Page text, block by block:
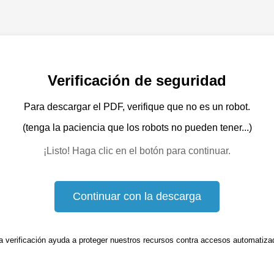
Verificación de seguridad
Para descargar el PDF, verifique que no es un robot.
(tenga la paciencia que los robots no pueden tener...)
¡Listo! Haga clic en el botón para continuar.
Continuar con la descarga
verificación ayuda a proteger nuestros recursos contra accesos